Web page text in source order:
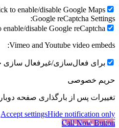
Click to enable/disable
Google
Click to enable/disable Google
Vimeo and Youtube
غیرفعال سازی جاسازی
از بارگذاری صفحه دوباره اعمال
Accept settingsHide
Call